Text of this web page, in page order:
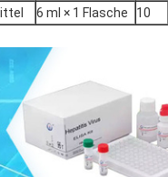
6 ml × 1 Flasche 10